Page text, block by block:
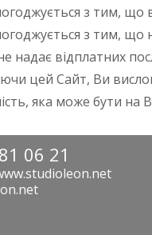
з тим, що
з тим, що
надає відплатних
цей Сайт, Ви
яка може бути на
06 21